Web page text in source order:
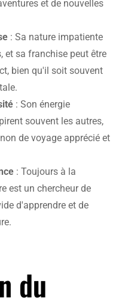
et de nouvelles
: Sa nature impatiente
et sa franchise peut être
bien qu'il soit souvent
: Son énergie
souvent les autres,
de voyage apprécié et
: Toujours à la
est un chercheur de
d'apprendre et de
du